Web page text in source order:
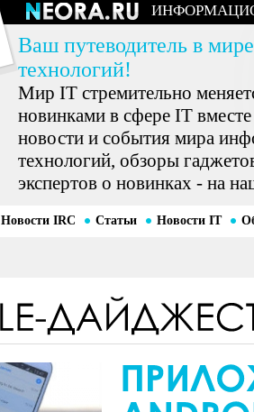
Ваш путеводитель в
технологий!
Мир IT стремительно
новинками в сфере IT
новости и события мира
технологий, обзоры
экспертов о новинках - на
Новости IRC Статьи Новости IT